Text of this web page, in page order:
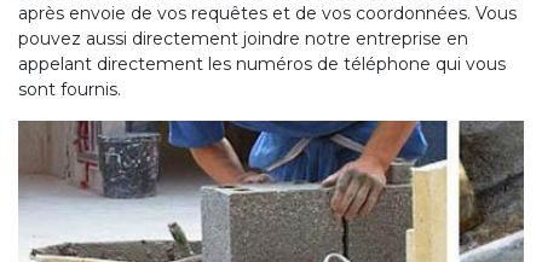
après envoie de vos requêtes et de vos coordonnées. Vous
pouvez aussi directement joindre notre entreprise en
appelant directement les numéros de téléphone qui vous
sont fournis.